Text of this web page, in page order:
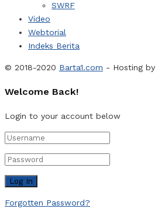
SWRF
Video
Webtorial
Indeks Berita
© 2018-2020 Barta1.com - Hosting by
Welcome Back!
Login to your account below
Forgotten Password?